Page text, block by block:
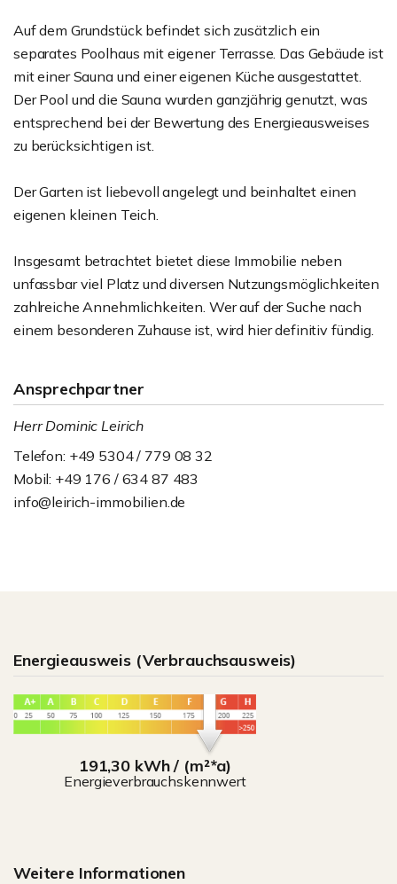
Auf dem Grundstück befindet sich zusätzlich ein
separates Poolhaus mit eigener Terrasse. Das Gebäude ist
mit einer Sauna und einer eigenen Küche ausgestattet.
Der Pool und die Sauna wurden ganzjährig genutzt, was
entsprechend bei der Bewertung des Energieausweises
zu berücksichtigen ist.
Der Garten ist liebevoll angelegt und beinhaltet einen
eigenen kleinen Teich.
Insgesamt betrachtet bietet diese Immobilie neben
unfassbar viel Platz und diversen Nutzungsmöglichkeiten
zahlreiche Annehmlichkeiten. Wer auf der Suche nach
einem besonderen Zuhause ist, wird hier definitiv fündig.
Ansprechpartner
Herr Dominic Leirich
Telefon: +49 5304 / 779 08 32
Mobil: +49 176 / 634 87 483
info@leirich-immobilien.de
Energieausweis (Verbrauchsausweis)
191,30 kWh / (m²*a)
Energieverbrauchskennwert
Weitere Informationen